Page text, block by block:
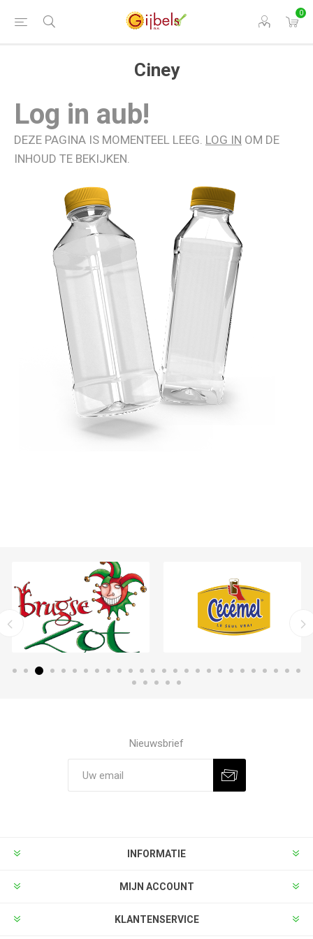
0
Ciney
Log in aub!
DEZE PAGINA IS MOMENTEEL LEEG. LOG IN OM DE
INHOUD TE BEKIJKEN.
Nieuwsbrief
INFORMATIE
MIJN ACCOUNT
KLANTENSERVICE